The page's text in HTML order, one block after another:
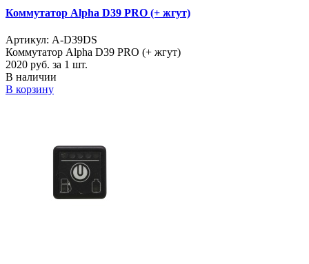
Коммутатор Alpha D39 PRO (+ жгут)
Артикул: A-D39DS
Коммутатор Alpha D39 PRO (+ жгут)
2020 руб. за 1 шт.
В наличии
В корзину